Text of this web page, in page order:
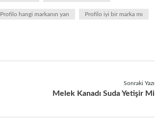
Profilo hangi markanın yan Profilo iyi bir marka mı
Sonraki Yazı
Melek Kanadı Suda Yetişir Mi